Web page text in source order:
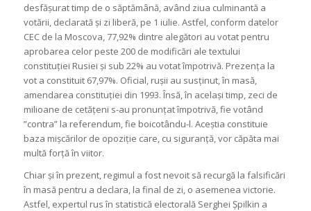
desfășurat timp de o săptămână, având ziua culminantă a
votării, declarată și zi liberă, pe 1 iulie. Astfel, conform datelor
CEC de la Moscova, 77,92% dintre alegători au votat pentru
aprobarea celor peste 200 de modificări ale textului
constituției Rusiei și sub 22% au votat împotrivă. Prezența la
vot a constituit 67,97%. Oficial, rușii au susținut, în masă,
amendarea constituției din 1993. Însă, în același timp, zeci de
milioane de cetățeni s-au pronunțat împotrivă, fie votând
”contra” la referendum, fie boicotându-l. Aceștia constituie
baza mișcărilor de opoziție care, cu siguranță, vor căpăta mai
multă forță în viitor.
Chiar și în prezent, regimul a fost nevoit să recurgă la falsificări
în masă pentru a declara, la final de zi, o asemenea victorie.
Astfel, expertul rus în statistică electorală Serghei Șpilkin a